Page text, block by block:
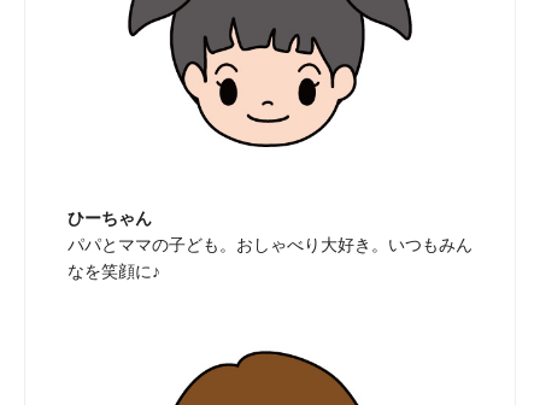
ひーちゃん
パパとママの子ども。おしゃべり大好き。いつもみん
なを笑顔に♪